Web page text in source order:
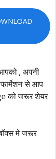
आपको , अपनी
से आप
को जरूर शेयर
मे जरूर